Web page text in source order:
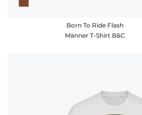
Born To Ride Flash
Männer T-Shirt B&C